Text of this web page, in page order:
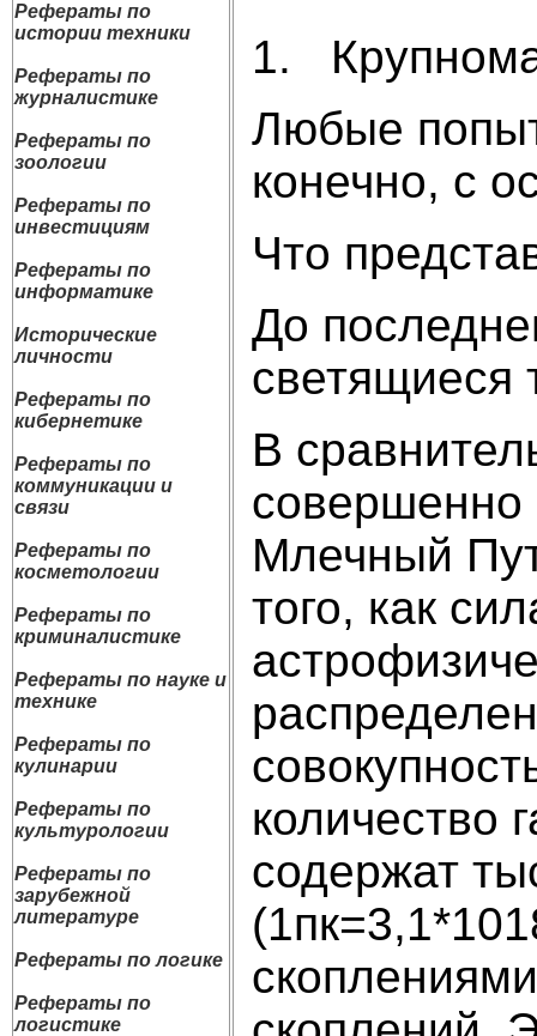
Рефераты по
истории техники
Рефераты по
журналистике
Рефераты по
зоологии
Рефераты по
инвестициям
Рефераты по
информатике
Исторические
личности
Рефераты по
кибернетике
Рефераты по
коммуникации и
связи
Рефераты по
косметологии
Рефераты по
криминалистике
Рефераты по науке и
технике
Рефераты по
кулинарии
Рефераты по
культурологии
Рефераты по
зарубежной
литературе
Рефераты по логике
Рефераты по
логистике
1.
Любые
конечно, с
Что
До
светящиеся
В
совершенно
Млечный
того, как
количество
содержат